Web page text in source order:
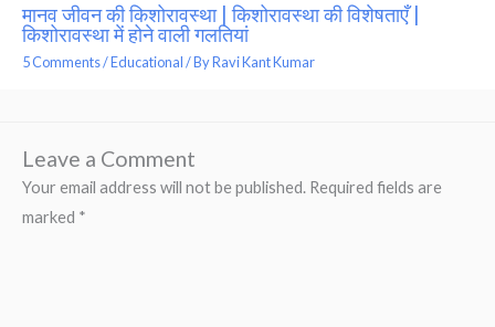
मानव जीवन की किशोरावस्था | किशोरावस्था की विशेषताएँ |
किशोरावस्था में होने वाली गलतियां
5 Comments/Educational/ ByRavi Kant Kumar
Leave a Comment
Your email address will not be published. Required fields are
marked *